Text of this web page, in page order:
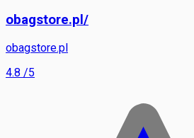
obagstore.pl/
obagstore.pl
4.8 /5